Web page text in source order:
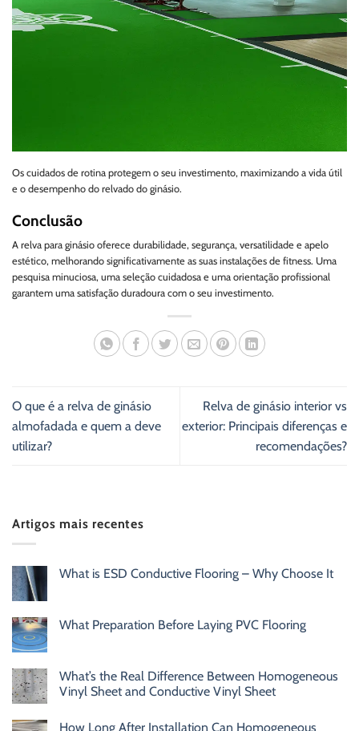
Os cuidados de rotina protegem o seu investimento, maximizando a vida útil
e o desempenho do relvado do ginásio.
Conclusão
A relva para ginásio oferece durabilidade, segurança, versatilidade e apelo
estético, melhorando significativamente as suas instalações de fitness. Uma
pesquisa minuciosa, uma seleção cuidadosa e uma orientação profissional
garantem uma satisfação duradoura com o seu investimento.
O que é a relva de ginásio
almofadada e quem a deve
utilizar?
Relva de ginásio interior vs
exterior: Principais diferenças e
recomendações?
Artigos mais recentes
What is ESD Conductive Flooring – Why Choose It
What Preparation Before Laying PVC Flooring
What’s the Real Difference Between Homogeneous
Vinyl Sheet and Conductive Vinyl Sheet
How Long After Installation Can Homogeneous